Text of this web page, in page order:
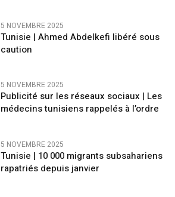
5 NOVEMBRE 2025
Tunisie | Ahmed Abdelkefi libéré sous
caution
5 NOVEMBRE 2025
Publicité sur les réseaux sociaux | Les
médecins tunisiens rappelés à l’ordre
5 NOVEMBRE 2025
Tunisie | 10 000 migrants subsahariens
rapatriés depuis janvier